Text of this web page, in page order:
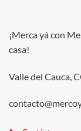
¡Merca yá con
casa!
Valle del Cauca,